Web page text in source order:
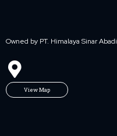
Owned by PT. Himalaya Sinar Abadi
View Map